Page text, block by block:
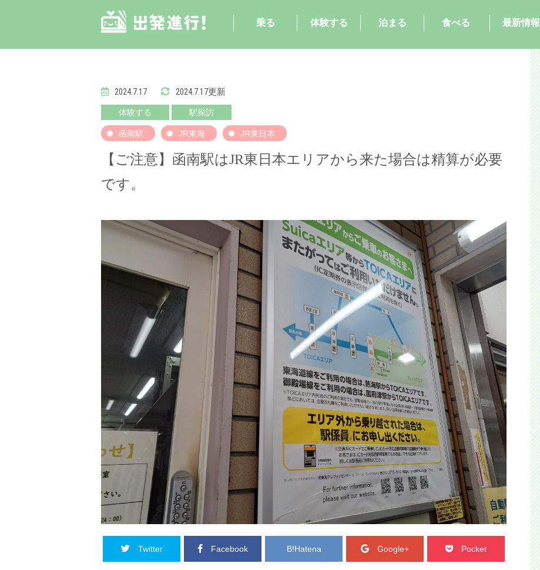
乗る 体験する 泊まる 食べる 最新情報
2024.7.17 2024.7.17更新
体験する 駅探訪
函南駅 JR東海 JR東日本
【ご注意】函南駅はJR東日本エリアから来た場合は精算が必要
です。
Twitter Facebook B!Hatena Google+ Pocket